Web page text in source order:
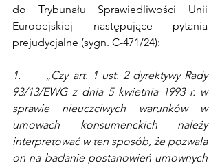
do Trybunału Sprawiedliwości Unii
Europejskiej następujące pytania
prejudycjalne (sygn. C-471/24):
1.      „Czy art. 1 ust. 2 dyrektywy Rady
93/13/EWG z dnia 5 kwietnia 1993 r. w
sprawie nieuczciwych warunków w
umowach konsumenckich należy
interpretować w ten sposób, że pozwala
on na badanie postanowień umownych